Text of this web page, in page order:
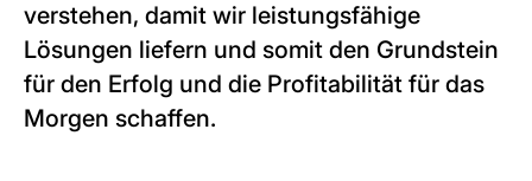
verstehen, damit wir leistungsfähige
Lösungen liefern und somit den Grundstein
für den Erfolg und die Profitabilität für das
Morgen schaffen.